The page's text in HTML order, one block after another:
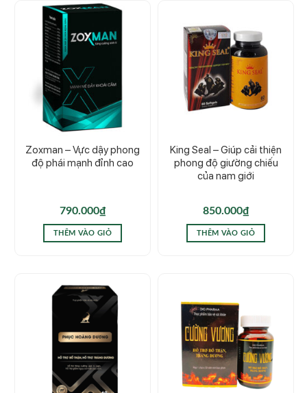
Zoxman – Vực dậy phong
độ phái mạnh đỉnh cao
790.000₫
THÊM VÀO GIỎ
King Seal – Giúp cải thiện
phong độ giường chiếu
của nam giới
850.000₫
THÊM VÀO GIỎ